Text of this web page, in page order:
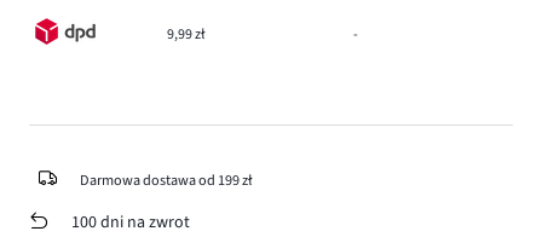
9,99 zł -
Darmowa dostawa od 199 zł
100 dni na zwrot